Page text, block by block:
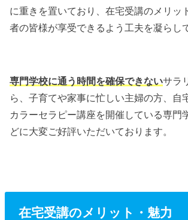
に重きを置いており、在宅受講のメリッ
者の皆様が享受できるよう工夫を凝らし
専門学校に通う時間を確保できないサラ
ら、子育てや家事に忙しい主婦の方、自
カラーセラピー講座を開催している専門
どに大変ご好評いただいております。
在宅受講のメリット・魅力